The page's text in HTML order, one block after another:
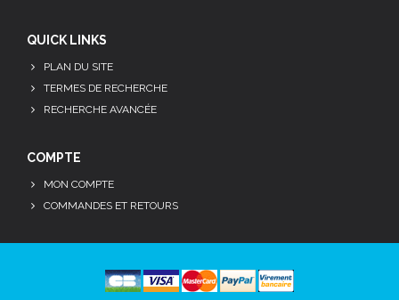
QUICK LINKS
PLAN DU SITE
TERMES DE RECHERCHE
RECHERCHE AVANCÉE
COMPTE
MON COMPTE
COMMANDES ET RETOURS